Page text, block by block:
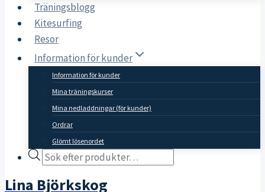
Träningsblogg
Kitesurfing
Resor
Information för kunder
Information för kunder
Mina träningskurser
Mina nedladdningar (för kunder)
Ordrar
Glömt lösenordet
Products
Lina Björkskog